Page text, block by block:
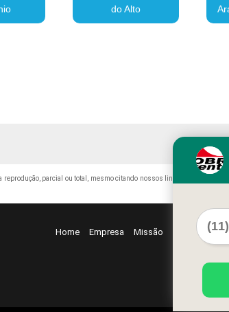
do Alto
reprodução, parcial ou total, mesmo citando nossos links, é proibida
Home Empresa Missão Serviços